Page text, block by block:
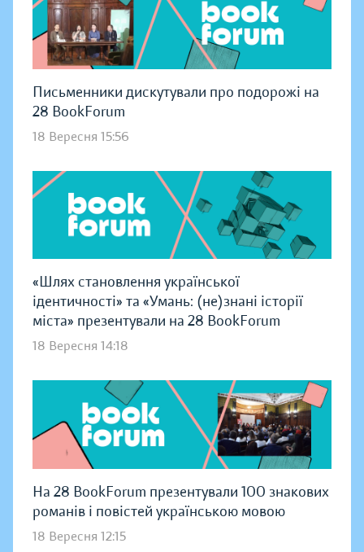
Письменники дискутували про подорожі на
28 BookForum
18 Вересня 15:56
«Шлях становлення української
ідентичності» та «Умань: (не)знані історії
міста» презентували на 28 BookForum
18 Вересня 14:18
На 28 BookForum презентували 100 знакових
романів і повістей українською мовою
18 Вересня 12:15